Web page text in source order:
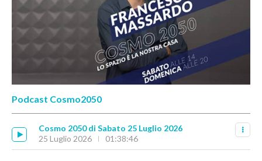
Podcast Cosmo2050
Cosmo 2050 di Sabato 25 Luglio 2026
25 Luglio 2026
01:38:46